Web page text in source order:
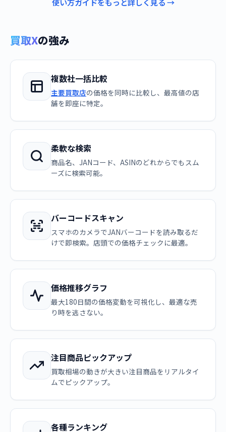
買取Xの強み
複数社一括比較
主要買取店の価格を同時に比較し、最高値の店
舗を即座に特定。
柔軟な検索
商品名、JANコード、ASINのどれからでもスム
ーズに検索可能。
バーコードスキャン
スマホのカメラでJANバーコードを読み取るだ
けで即検索。店頭での価格チェックに最適。
価格推移グラフ
最大180日間の価格変動を可視化し、最適な売
り時を逃さない。
注目商品ピックアップ
買取相場の動きが大きい注目商品をリアルタイ
ムでピックアップ。
各種ランキング